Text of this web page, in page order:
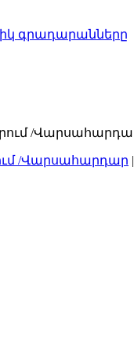
գրադարանները
/Վարսահարդար |